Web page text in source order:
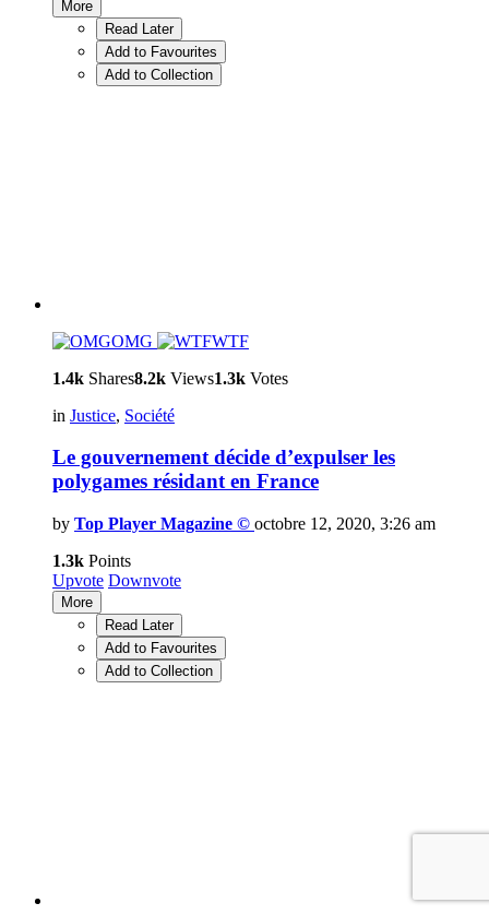
More
Read Later
Add to Favourites
Add to Collection
OMG
WTF
1.4k Shares8.2k Views1.3k Votes
in Justice, Société
Le gouvernement décide d’expulser les
polygames résidant en France
by Top Player Magazine © octobre 12, 2020, 3:26 am
1.3k Points
Upvote Downvote
More
Read Later
Add to Favourites
Add to Collection